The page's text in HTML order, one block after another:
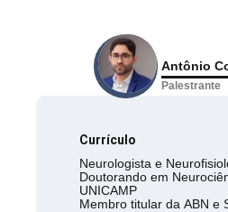
Antônio
Palestrante
Currículo
Neurologista e
Doutorando em
UNICAMP
Membro titular da ABN e